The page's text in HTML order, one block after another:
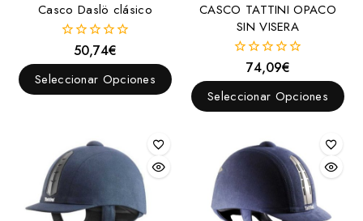
Casco Daslö clásico
fuera
de
5
50,74€
Seleccionar Opciones
CASCO TATTINI OPACO
SIN VISERA
fuera
de
5
74,09€
Seleccionar Opciones